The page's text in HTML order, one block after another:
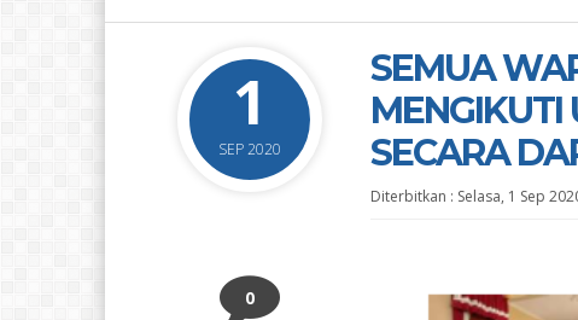
1
SEP 2020
SEMUA
MENGIKUTI
SECARA
Diterbitkan : Selasa, 1 Sep
0